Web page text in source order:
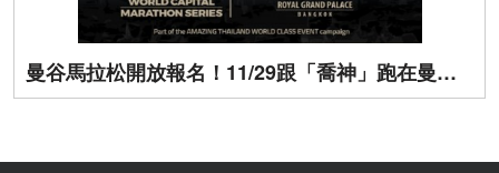
曼谷馬拉松開放報名！11/29跟「喬神」跑在曼谷街頭